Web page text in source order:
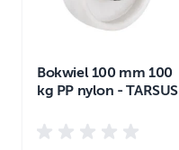
Bokwiel 100 mm 100
kg PP nylon - TARSUS